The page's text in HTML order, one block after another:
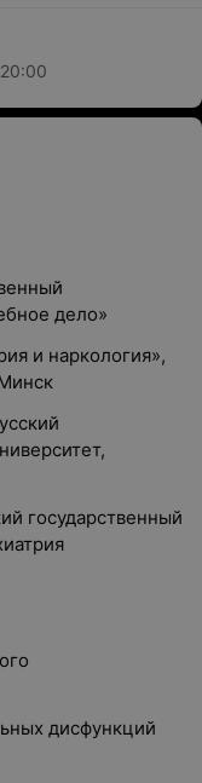
дело»
и наркология»,
государственный
дисфункций